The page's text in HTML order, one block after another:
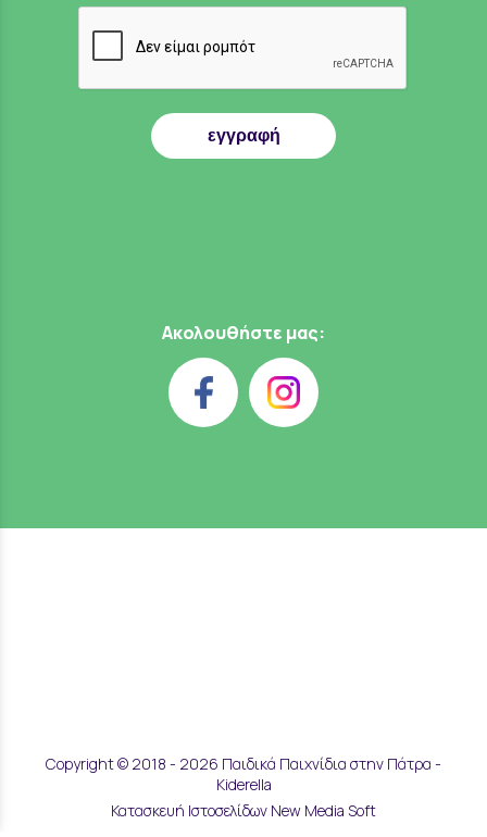
εγγραφή
Ακολουθήστε μας:
Copyright © 2018 - 2026 Παιδικά Παιχνίδια στην Πάτρα -
Kiderella
Κατασκευή Ιστοσελίδων New Media Soft